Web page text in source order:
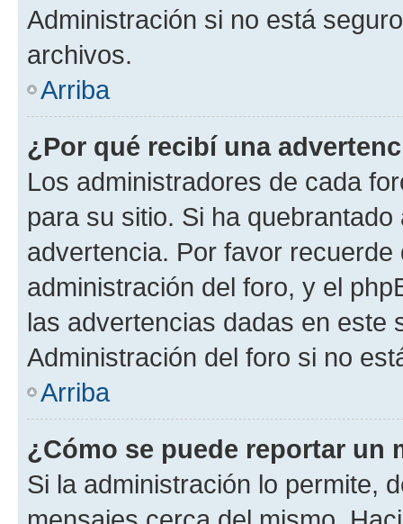
Administración si no está
archivos.
Arriba
¿Por qué recibí una
Los administradores de cada
para su sitio. Si ha
advertencia. Por favor
administración del foro, y el
las advertencias dadas en este
Administración del foro si no
Arriba
¿Cómo se puede reportar un
Si la administración lo permite,